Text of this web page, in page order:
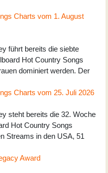
Charts vom 1. August
führt bereits die siebte
Hot Country Songs
dominiert werden. Der
Charts vom 25. Juli 2026
steht bereits die 32. Woche
Hot Country Songs
Streams in den USA, 51
Award